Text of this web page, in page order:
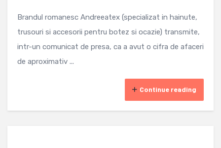
Brandul romanesc Andreeatex (specializat in hainute,
trusouri si accesorii pentru botez si ocazie) transmite,
intr-un comunicat de presa, ca a avut o cifra de afaceri
de aproximativ ...
Continue reading